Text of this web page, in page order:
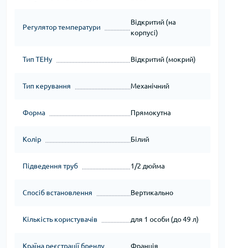
Регулятор температури
Відкритий (на
корпусі)
Тип ТЕНу Відкритий (мокрий)
Тип керування Механічний
Форма Прямокутна
Колір Білий
Підведення труб 1/2 дюйма
Спосіб встановлення Вертикально
Кількість користувачів для 1 особи (до 49 л)
Країна реєстрації бренду Франція